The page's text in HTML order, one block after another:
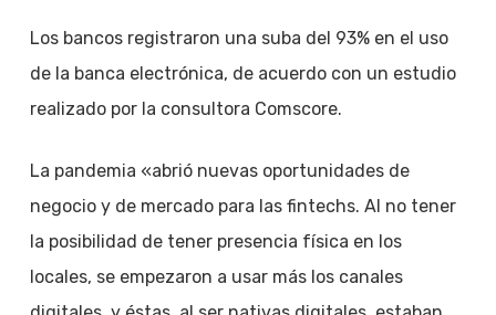
Los bancos registraron una suba del 93% en el uso
de la banca electrónica, de acuerdo con un estudio
realizado por la consultora Comscore.
La pandemia «abrió nuevas oportunidades de
negocio y de mercado para las fintechs. Al no tener
la posibilidad de tener presencia física en los
locales, se empezaron a usar más los canales